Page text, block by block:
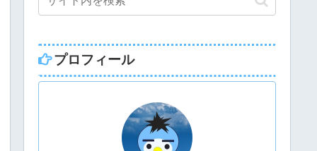
プロフィール